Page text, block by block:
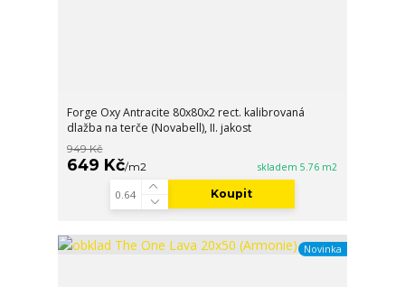
Forge Oxy Antracite 80x80x2 rect. kalibrovaná
dlažba na terče (Novabell), II. jakost
949 Kč
649 Kč/m2 skladem 5.76 m2
Koupit
Novinka